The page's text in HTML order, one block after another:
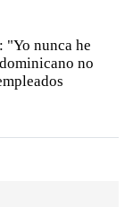
"Yo nunca he
no